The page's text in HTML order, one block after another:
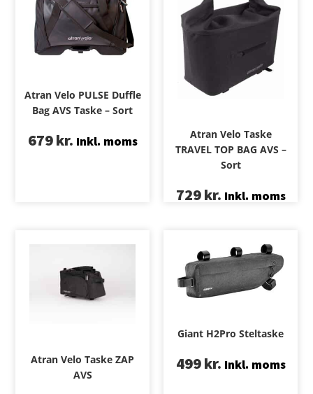
Atran Velo PULSE Duffle
Bag AVS Taske – Sort
679kr. Inkl. moms
Atran Velo Taske
TRAVEL TOP BAG AVS –
Sort
729kr. Inkl. moms
Atran Velo Taske ZAP
AVS
Giant H2Pro Steltaske
499kr. Inkl. moms